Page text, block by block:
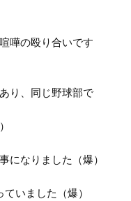
嘩の殴り合いです
り、同じ野球部で
になりました（爆）
いました（爆）